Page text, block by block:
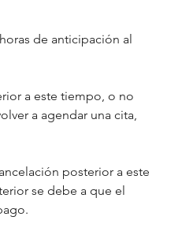
de anticipación al
a este tiempo, o no
a agendar una cita,
posterior a este
se debe a que el